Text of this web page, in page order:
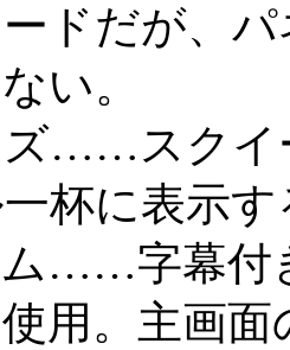
ドだが、
い。
……スクイ
杯に表示す
……字幕付
用。主画